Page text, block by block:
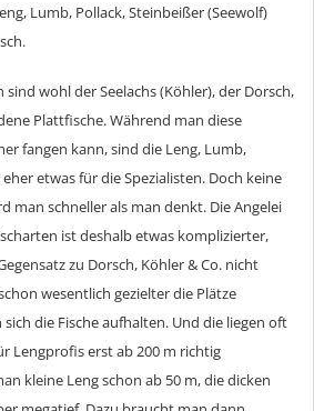
Lumb, Pollack, Steinbeißer (Seewolf)
wohl der Seelachs (Köhler), der Dorsch,
Plattfische. Während man diese
fangen kann, sind die Leng, Lumb,
etwas für die Spezialisten. Doch keine
man schneller als man denkt. Die Angelei
ist deshalb etwas komplizierter,
zu Dorsch, Köhler & Co. nicht
wesentlich gezielter die Plätze
die Fische aufhalten. Und die liegen oft
Lengprofis erst ab 200 m richtig
kleine Leng schon ab 50 m, die dicken